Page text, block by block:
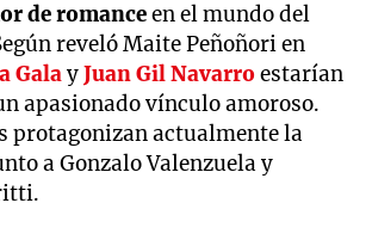
de romanceen el mundo del
reveló Maite Peñoñori en
GalayJuan Gil Navarroestarían
apasionado vínculo amoroso.
protagonizan actualmente la
a Gonzalo Valenzuela y